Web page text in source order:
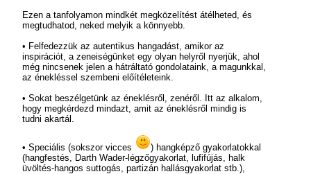
Ezen a tanfolyamon mindkét megközelítést átélheted, és
megtudhatod, neked melyik a könnyebb.
• Felfedezzük az autentikus hangadást, amikor az
inspirációt, a zeneiségünket egy olyan helyről nyerjük, ahol
még nincsenek jelen a hátráltató gondolataink, a magunkkal,
az énekléssel szembeni előítéleteink.
• Sokat beszélgetünk az éneklésről, zenéről. Itt az alkalom,
hogy megkérdezd mindazt, amit az éneklésről mindig is
tudni akartál.
• Speciális (sokszor vicces
) hangképző gyakorlatokkal
(hangfestés, Darth Wader-légzőgyakorlat, lufifújás, halk
üvöltés-hangos suttogás, partizán hallásgyakorlat stb.),